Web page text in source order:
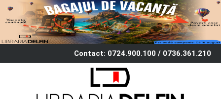
Contact: 0724.900.100 / 0736.361.210